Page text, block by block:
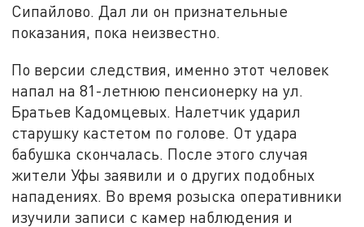
Сипайлово. Дал ли он признательные
показания, пока неизвестно.
По версии следствия, именно этот человек
напал на 81-летнюю пенсионерку на ул.
Братьев Кадомцевых. Налетчик ударил
старушку кастетом по голове. От удара
бабушка скончалась. После этого случая
жители Уфы заявили и о других подобных
нападениях. Во время розыска оперативники
изучили записи с камер наблюдения и